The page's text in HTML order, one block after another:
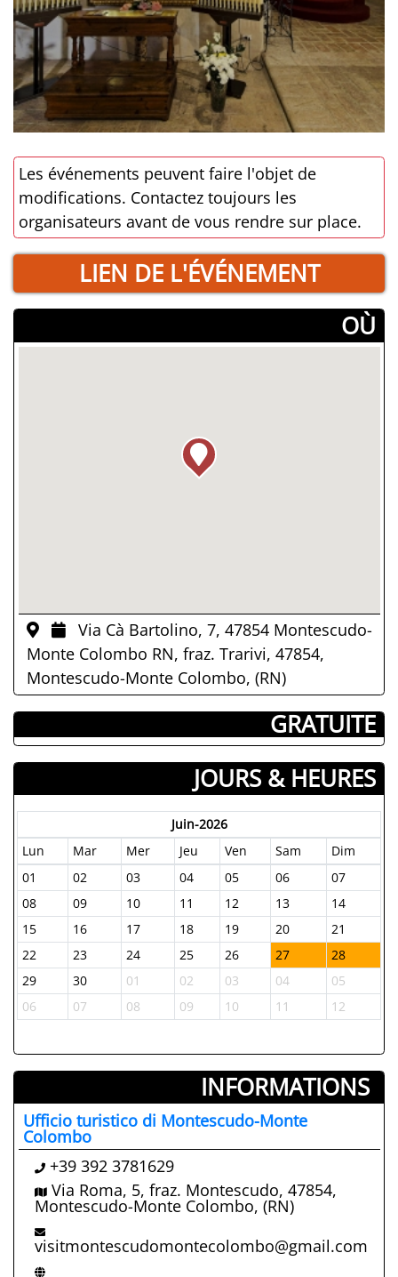
Les événements peuvent faire l'objet de
modifications. Contactez toujours les
organisateurs avant de vous rendre sur place.
LIEN DE L'ÉVÉNEMENT
­OÙ
Via Cà Bartolino, 7, 47854 Montescudo-
Monte Colombo RN, fraz. Trarivi, 47854,
Montescudo-Monte Colombo, (RN)
­ GRATUITE
JOURS & HEURES
Juin-2026
Lun
Mar Mer Jeu Ven Sam
Dim
01
02 03 04 05 06
07
08
09 10 11 12 13
14
15
16 17 18 19 20
21
22
23 24 25 26 27
28
29
30 01 02 03 04
05
06
07 08 09 10 11 12
INFORMATIONS ­
Ufficio turistico di Montescudo-Monte
Colombo
+39 392 3781629
Via Roma, 5, fraz. Montescudo, 47854,
Montescudo-Monte Colombo, (RN)
visitmontescudomontecolombo@gmail.com